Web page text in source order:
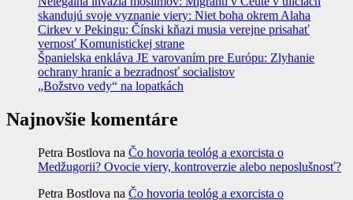
skandujú svoje vyznanie viery: Niet boha okrem Alaha
Cirkev v Pekingu: Čínski kňazi musia verejne prisahať
vernosť Komunistickej strane
Španielska enkláva JE varovaním pre Európu: Zlyhanie
ochrany hraníc a bezradnosť socialistov
„Božstvo vedy“ na lopatkách
Najnovšie komentáre
Petra Bostlova na Čo hovoria teológ a exorcista o
Medžugorii? Ovocie viery, kontroverzie alebo neposlušnosť?
Petra Bostlova na Čo hovoria teológ a exorcista o